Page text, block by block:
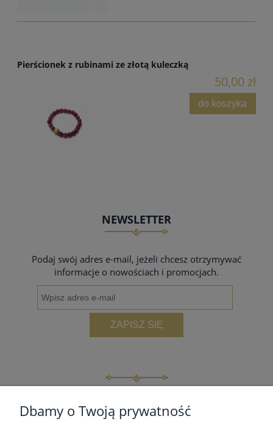
Pierścionek z rubinami ze złotą kuleczką
50,00 zł
do koszyka
NEWSLETTER
Podaj swój adres e-mail, jeżeli chcesz otrzymywać
informacje o nowościach i promocjach.
ZAPISZ SIĘ
Dbamy o Twoją prywatność